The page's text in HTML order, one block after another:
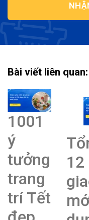
Bài viết liên quan:
1001
ý
tưởng
trang
trí Tết
12